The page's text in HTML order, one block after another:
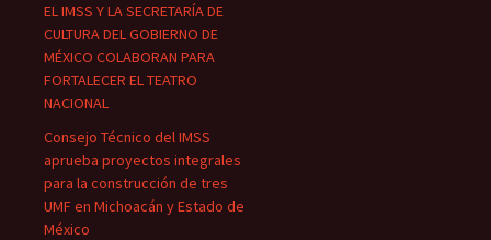
EL IMSS Y LA SECRETARÍA DE
CULTURA DEL GOBIERNO DE
MÉXICO COLABORAN PARA
FORTALECER EL TEATRO
NACIONAL
Consejo Técnico del IMSS
aprueba proyectos integrales
para la construcción de tres
UMF en Michoacán y Estado de
México